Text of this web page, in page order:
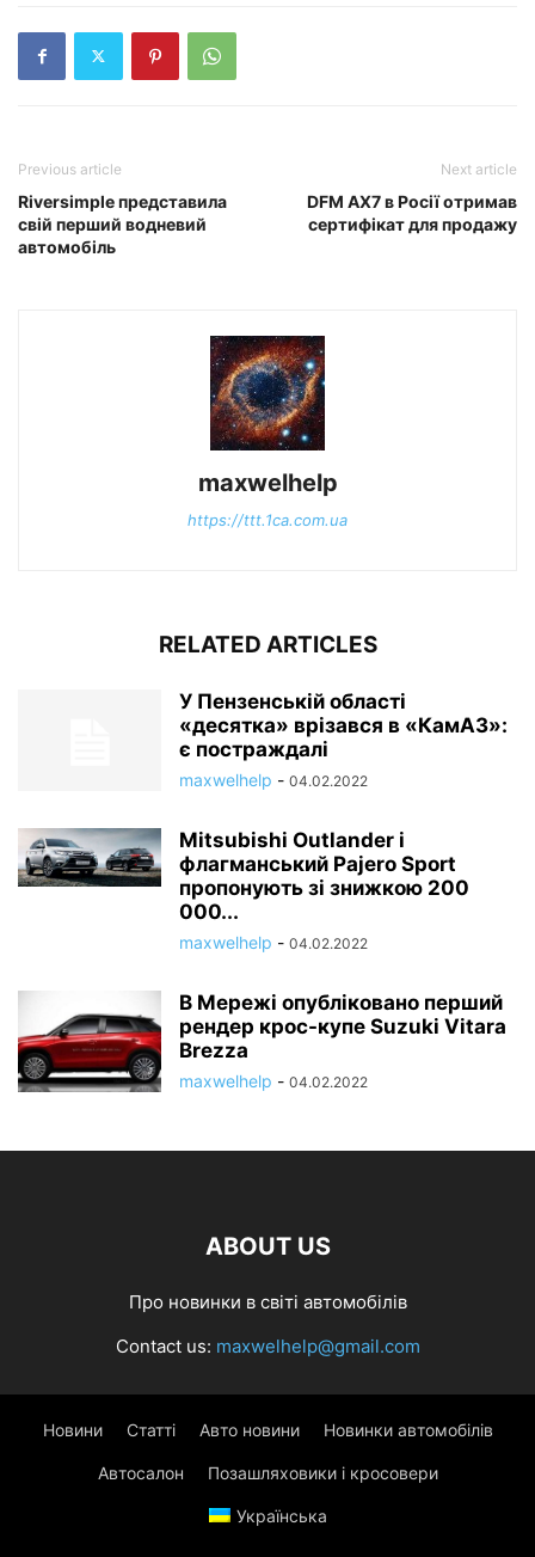
Previous article
Riversimple представила
свій перший водневий
автомобіль
Next article
DFM AX7 в Росії отримав
сертифікат для продажу
maxwelhelp
https://ttt.1ca.com.ua
RELATED ARTICLES
У Пензенській області
«десятка» врізався в «КамАЗ»:
є постраждалі
maxwelhelp - 04.02.2022
Mitsubishi Outlander і
флагманський Pajero Sport
пропонують зі знижкою 200
000...
maxwelhelp - 04.02.2022
В Мережі опубліковано перший
рендер крос-купе Suzuki Vitara
Brezza
maxwelhelp - 04.02.2022
ABOUT US
Про новинки в світі автомобілів
Contact us: maxwelhelp@gmail.com
Новини Статті Авто новини Новинки автомобілів
Автосалон Позашляховики і кросовери
Українська